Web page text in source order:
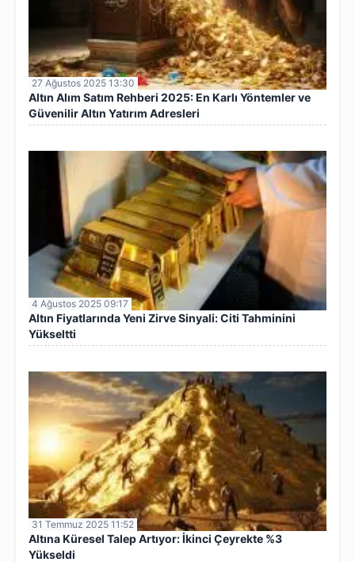
27 Ağustos 2025 13:30
Altın Alım Satım Rehberi 2025: En Karlı Yöntemler ve
Güvenilir Altın Yatırım Adresleri
4 Ağustos 2025 09:17
Altın Fiyatlarında Yeni Zirve Sinyali: Citi Tahminini
Yükseltti
31 Temmuz 2025 11:52
Altına Küresel Talep Artıyor: İkinci Çeyrekte %3
Yükseldi